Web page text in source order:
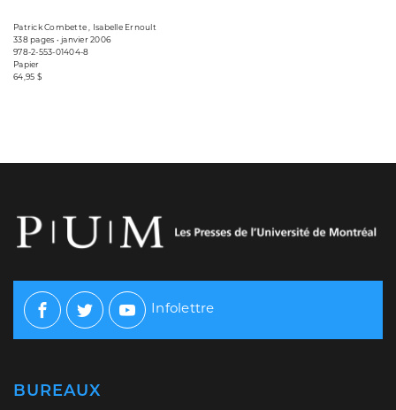
Patrick Combette , Isabelle Ernoult
338 pages • janvier 2006
978-2-553-01404-8
Papier
64,95 $
Facebook
TwitterYoutube
Infolettre
BUREAUX